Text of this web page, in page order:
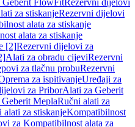
Geberit FlowFitRezervni dijelovi
za stiskanjeRezervni dijelovi
alata za stiskanje
alata za stiskanje
[2]Rezervni dijelovi za
Alati za obradu cijeviRezervni
za tlačnu probuRezervni
za ispitivanjeUređaji za
za PriborAlati za Geberit
MeplaRučni alati za
za stiskanjeKompatibilnost
za Kompatibilnost alata za